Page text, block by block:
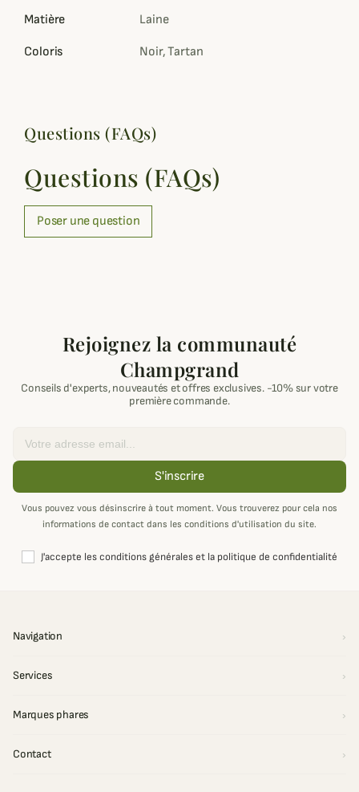
Matière Laine
Coloris Noir, Tartan
Questions (FAQs)
Questions (FAQs)
Poser une question
Rejoignez la communauté
Champgrand
Conseils d'experts, nouveautés et offres exclusives. -10% sur votre
première commande.
S'inscrire
Vous pouvez vous désinscrire à tout moment. Vous trouverez pour cela nos
informations de contact dans les conditions d'utilisation du site.
J'accepte les conditions générales et la politique de confidentialité
Navigation
Services
Marques phares
Contact